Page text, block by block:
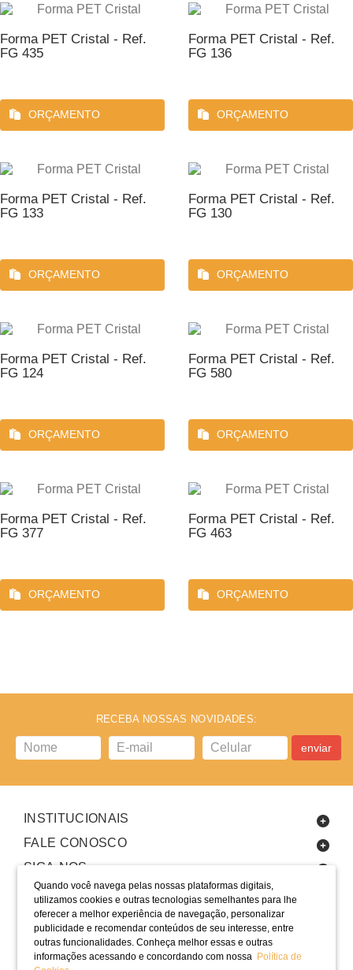
Quando você navega pelas nossas plataformas digitais,
utilizamos cookies e outras tecnologias semelhantes para lhe
oferecer a melhor experiência de navegação, personalizar
publicidade e recomendar conteúdos de seu interesse, entre
outras funcionalidades. Conheça melhor essas e outras
informações acessando e concordando com nossa Política de
Forma PET Cristal - Ref.
FG 435
ORÇAMENTO
Forma PET Cristal - Ref.
FG 136
ORÇAMENTO
Forma PET Cristal - Ref.
FG 133
ORÇAMENTO
Forma PET Cristal - Ref.
FG 130
ORÇAMENTO
Forma PET Cristal - Ref.
FG 124
ORÇAMENTO
Forma PET Cristal - Ref.
FG 580
ORÇAMENTO
Forma PET Cristal - Ref.
FG 377
ORÇAMENTO
Forma PET Cristal - Ref.
FG 463
ORÇAMENTO
RECEBA NOSSAS NOVIDADES:
enviar
INSTITUCIONAIS
FALE CONOSCO
SIGA-NOS